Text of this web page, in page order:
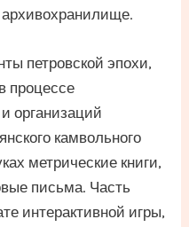
архивохранилище.
петровской эпохи,
процессе
организаций
камвольного
метрические книги,
письма. Часть
интерактивной игры,